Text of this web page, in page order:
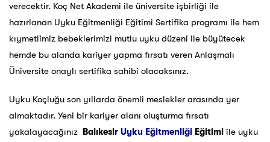
verecektir. Koç Net Akademi ile üniversite işbirliği ile
hazırlanan Uyku Eğitmenliği Eğitimi Sertifika programı ile hem
kıymetlimiz bebeklerimizi mutlu uyku düzeni ile büyütecek
hemde bu alanda kariyer yapma fırsatı veren Anlaşmalı
Üniversite onaylı sertifika sahibi olacaksınız.
Uyku Koçluğu son yıllarda önemli meslekler arasında yer
almaktadır. Yeni bir kariyer alanı oluşturma fırsatı
yakalayacağınız Balıkesir Uyku Eğitmenliği Eğitimi ile uyku